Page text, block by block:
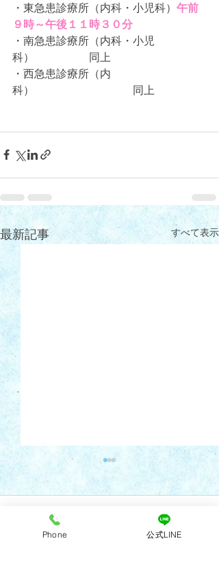
・東急患診療所（内科・小児科） 午前
９時～午後１１時３０分
・南急患診療所（内科・小児
科）　　　　　同上
・西急患診療所（内
科）　　　　　　　　　同上
最新記事 すべて表示
コメント
Phone 公式LINE